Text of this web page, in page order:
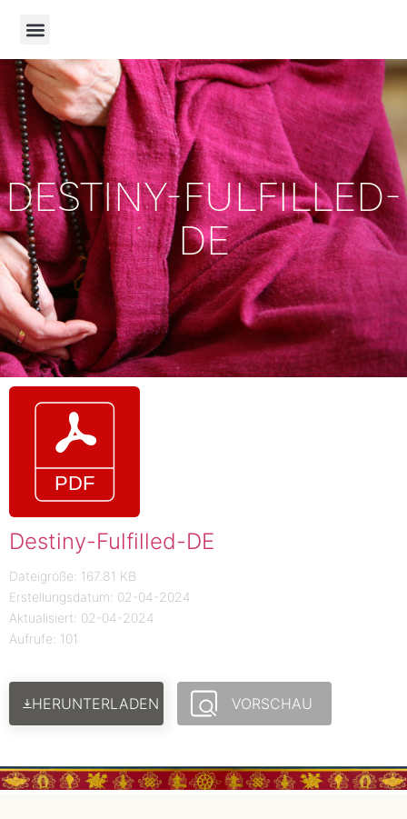
DESTINY-FULFILLED-
DE
Destiny-Fulfilled-DE
Dateigröße: 167.81 KB
Erstellungsdatum: 02-04-2024
Aktualisiert: 02-04-2024
Aufrufe: 101
HERUNTERLADEN VORSCHAU